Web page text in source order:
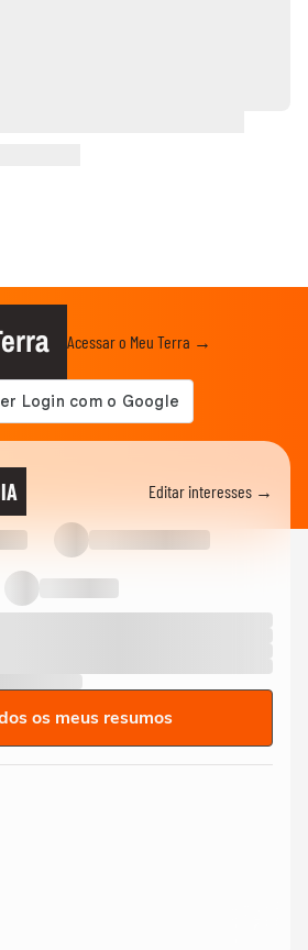
Acessar o Meu Terra →
Editar interesses →
os meus resumos